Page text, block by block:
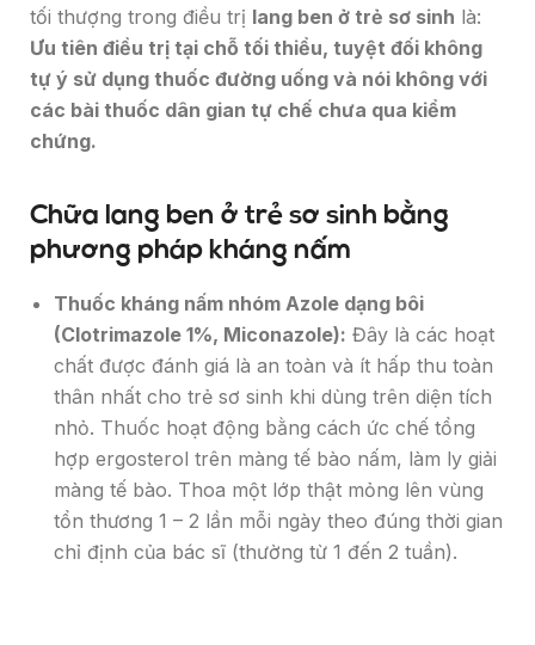
tối thượng trong điều trị lang ben ở trẻ sơ sinh là:
Ưu tiên điều trị tại chỗ tối thiểu, tuyệt đối không
tự ý sử dụng thuốc đường uống và nói không với
các bài thuốc dân gian tự chế chưa qua kiểm
chứng.
Chữa lang ben ở trẻ sơ sinh bằng
phương pháp kháng nấm
Thuốc kháng nấm nhóm Azole dạng bôi
(Clotrimazole 1%, Miconazole): Đây là các hoạt
chất được đánh giá là an toàn và ít hấp thu toàn
thân nhất cho trẻ sơ sinh khi dùng trên diện tích
nhỏ. Thuốc hoạt động bằng cách ức chế tổng
hợp ergosterol trên màng tế bào nấm, làm ly giải
màng tế bào. Thoa một lớp thật mỏng lên vùng
tổn thương 1 – 2 lần mỗi ngày theo đúng thời gian
chỉ định của bác sĩ (thường từ 1 đến 2 tuần).